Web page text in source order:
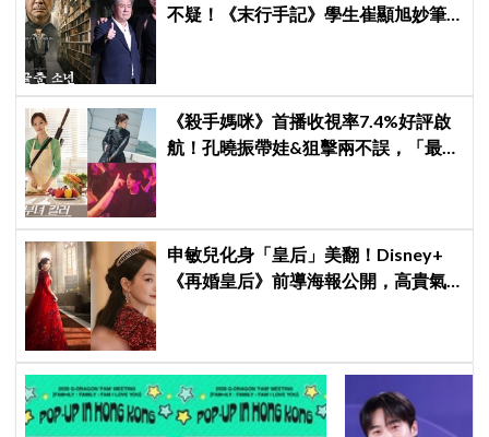
不疑！《末行手記》學生崔顯旭妙筆
《殺手媽咪》首播收視率7.4%好評啟
航！孔曉振帶娃&狙擊兩不誤，「最狂
申敏兒化身「皇后」美翻！Disney+
《再婚皇后》前導海報公開，高貴氣